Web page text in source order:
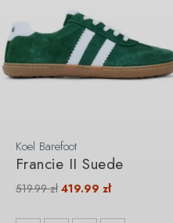
Koel Barefoot
Francie II Suede
519.99zł 419.99 zł